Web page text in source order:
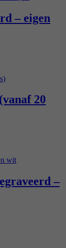
– eigen
20
–